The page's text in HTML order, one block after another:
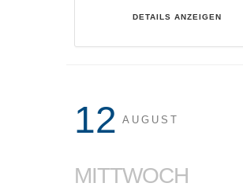
DETAILS ANZEIGEN
12 AUGUST
MITTWOCH